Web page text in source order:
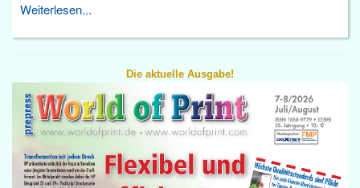
Weiterlesen...
Die aktuelle Ausgabe!